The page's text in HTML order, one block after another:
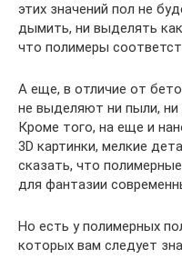
этих значений пол не
дымить, ни выделять
что полимеры
А еще, в отличие от
не выделяют ни пыли, ни
Кроме того, на еще и
3D картинки, мелкие
сказать, что
для фантазии
Но есть у полимерных
которых вам следует